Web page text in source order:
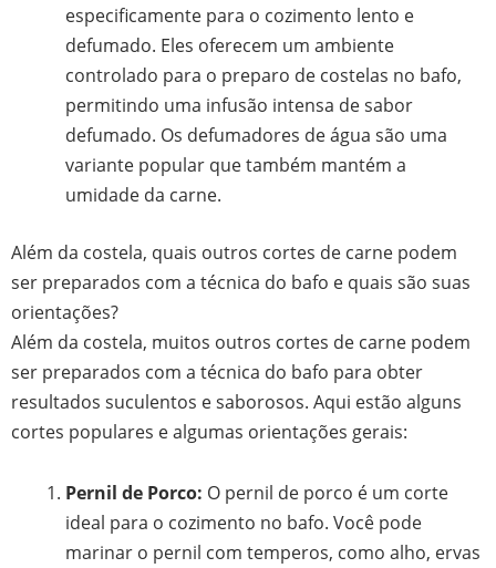
especificamente para o cozimento lento e
defumado. Eles oferecem um ambiente
controlado para o preparo de costelas no bafo,
permitindo uma infusão intensa de sabor
defumado. Os defumadores de água são uma
variante popular que também mantém a
umidade da carne.
Além da costela, quais outros cortes de carne podem
ser preparados com a técnica do bafo e quais são suas
orientações?
Além da costela, muitos outros cortes de carne podem
ser preparados com a técnica do bafo para obter
resultados suculentos e saborosos. Aqui estão alguns
cortes populares e algumas orientações gerais:
Pernil de Porco: O pernil de porco é um corte
ideal para o cozimento no bafo. Você pode
marinar o pernil com temperos, como alho, ervas